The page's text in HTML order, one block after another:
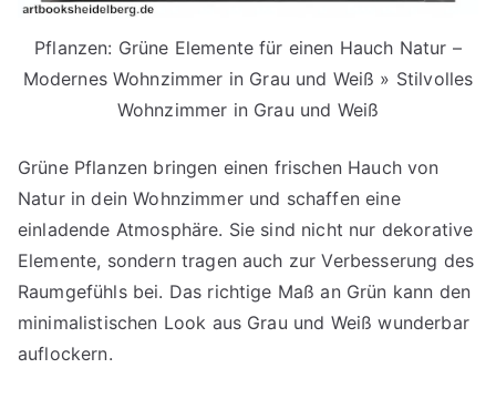
Pflanzen: Grüne Elemente für einen Hauch Natur –
Modernes Wohnzimmer in Grau und Weiß » Stilvolles
Wohnzimmer in Grau und Weiß
Grüne Pflanzen bringen einen frischen Hauch von
Natur in dein Wohnzimmer und schaffen eine
einladende Atmosphäre. Sie sind nicht nur dekorative
Elemente, sondern tragen auch zur Verbesserung des
Raumgefühls bei. Das richtige Maß an Grün kann den
minimalistischen Look aus Grau und Weiß wunderbar
auflockern.